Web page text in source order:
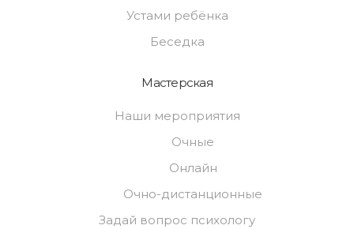
Устами ребёнка
Беседка
Мастерская
Наши мероприятия
Очные
Онлайн
Очно-дистанционные
Задай вопрос психологу